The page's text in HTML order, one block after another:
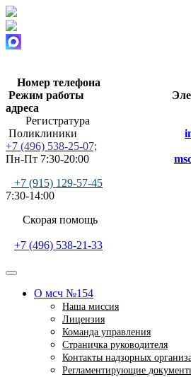
Номер телефона
Режим работы
адреса
Поликлиники
+7 (496) 538-25-07;
Пн-Пт 7:30-20:00
+7 (915) 129-57-45
7:30-14:00
Скорая
+7 (496) 538-21-33
О мсч №154
Наша миссия
Лицензия
Команда управления
Страничка руководителя
Контакты надзорных
Регламентирующие